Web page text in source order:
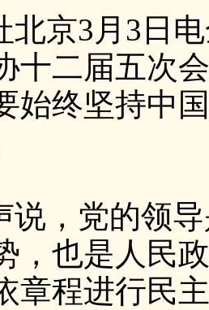
北京3月3日
十二届五次
始终坚持中
说，党的领
，也是人民
章程进行民